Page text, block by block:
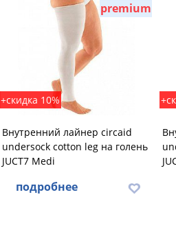
premium
+скидка 10%
Внутренний лайнер circaid
undersock cotton leg на голень
JUCT7 Medi
подробнее